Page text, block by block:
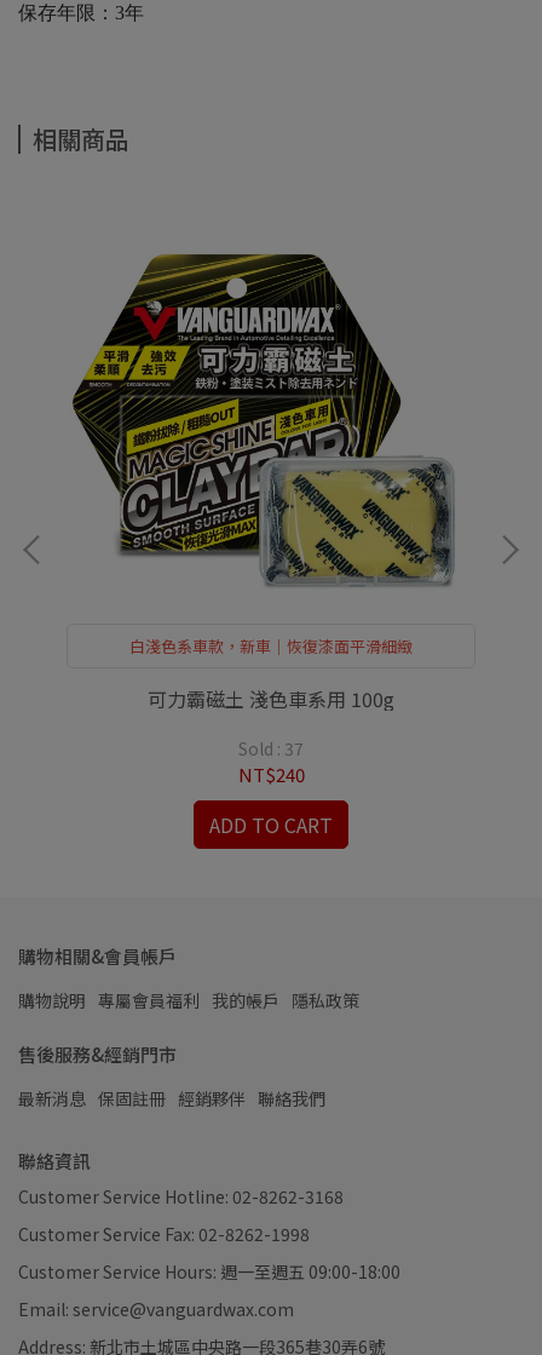
保存年限：3年
相關商品
白淺色系車款，新車｜恢復漆面平滑細緻
可力霸磁土 淺色車系用 100g
Sold : 37
NT$240
ADD TO CART
購物相關&會員帳戶
購物說明 專屬會員福利 我的帳戶 隱私政策
售後服務&經銷門市
最新消息 保固註冊 經銷夥伴 聯絡我們
聯絡資訊
Customer Service Hotline: 02-8262-3168
Customer Service Fax: 02-8262-1998
Customer Service Hours: 週一至週五 09:00-18:00
Email: service@vanguardwax.com
Address: 新北市土城區中央路一段365巷30弄6號